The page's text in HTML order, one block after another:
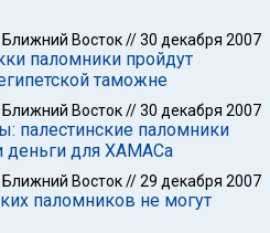
Ближний Восток//30 декабря 2007
паломники пройдут
таможне
Ближний Восток//30 декабря 2007
палестинские паломники
деньги для ХАМАСа
Ближний Восток//29 декабря 2007
паломников не могут